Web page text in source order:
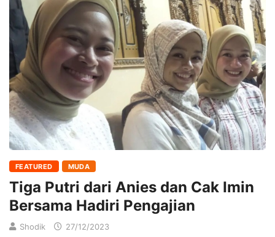
FEATURED MUDA
Tiga Putri dari Anies dan Cak Imin
Bersama Hadiri Pengajian
Shodik 27/12/2023